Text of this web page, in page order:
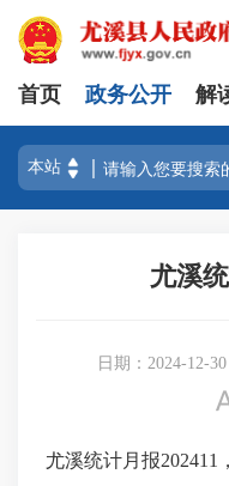
首页 政务公开 解
尤溪
日期：2024-12-
尤溪统计月报202411